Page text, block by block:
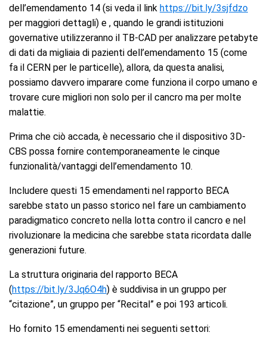
dell’emendamento 14 (si veda il link https://bit.ly/3sjfdzo
per maggiori dettagli) e , quando le grandi istituzioni
governative utilizzeranno il TB-CAD per analizzare petabyte
di dati da migliaia di pazienti dell’emendamento 15 (come
fa il CERN per le particelle), allora, da questa analisi,
possiamo davvero imparare come funziona il corpo umano e
trovare cure migliori non solo per il cancro ma per molte
malattie.
Prima che ciò accada, è necessario che il dispositivo 3D-
CBS possa fornire contemporaneamente le cinque
funzionalità/vantaggi dell’emendamento 10.
Includere questi 15 emendamenti nel rapporto BECA
sarebbe stato un passo storico nel fare un cambiamento
paradigmatico concreto nella lotta contro il cancro e nel
rivoluzionare la medicina che sarebbe stata ricordata dalle
generazioni future.
La struttura originaria del rapporto BECA
(https://bit.ly/3Jq6O4h) è suddivisa in un gruppo per
“citazione”, un gruppo per “Recital” e poi 193 articoli.
Ho fornito 15 emendamenti nei seguenti settori: